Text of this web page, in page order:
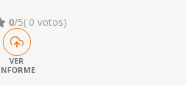
0/5( 0 votos)
VER